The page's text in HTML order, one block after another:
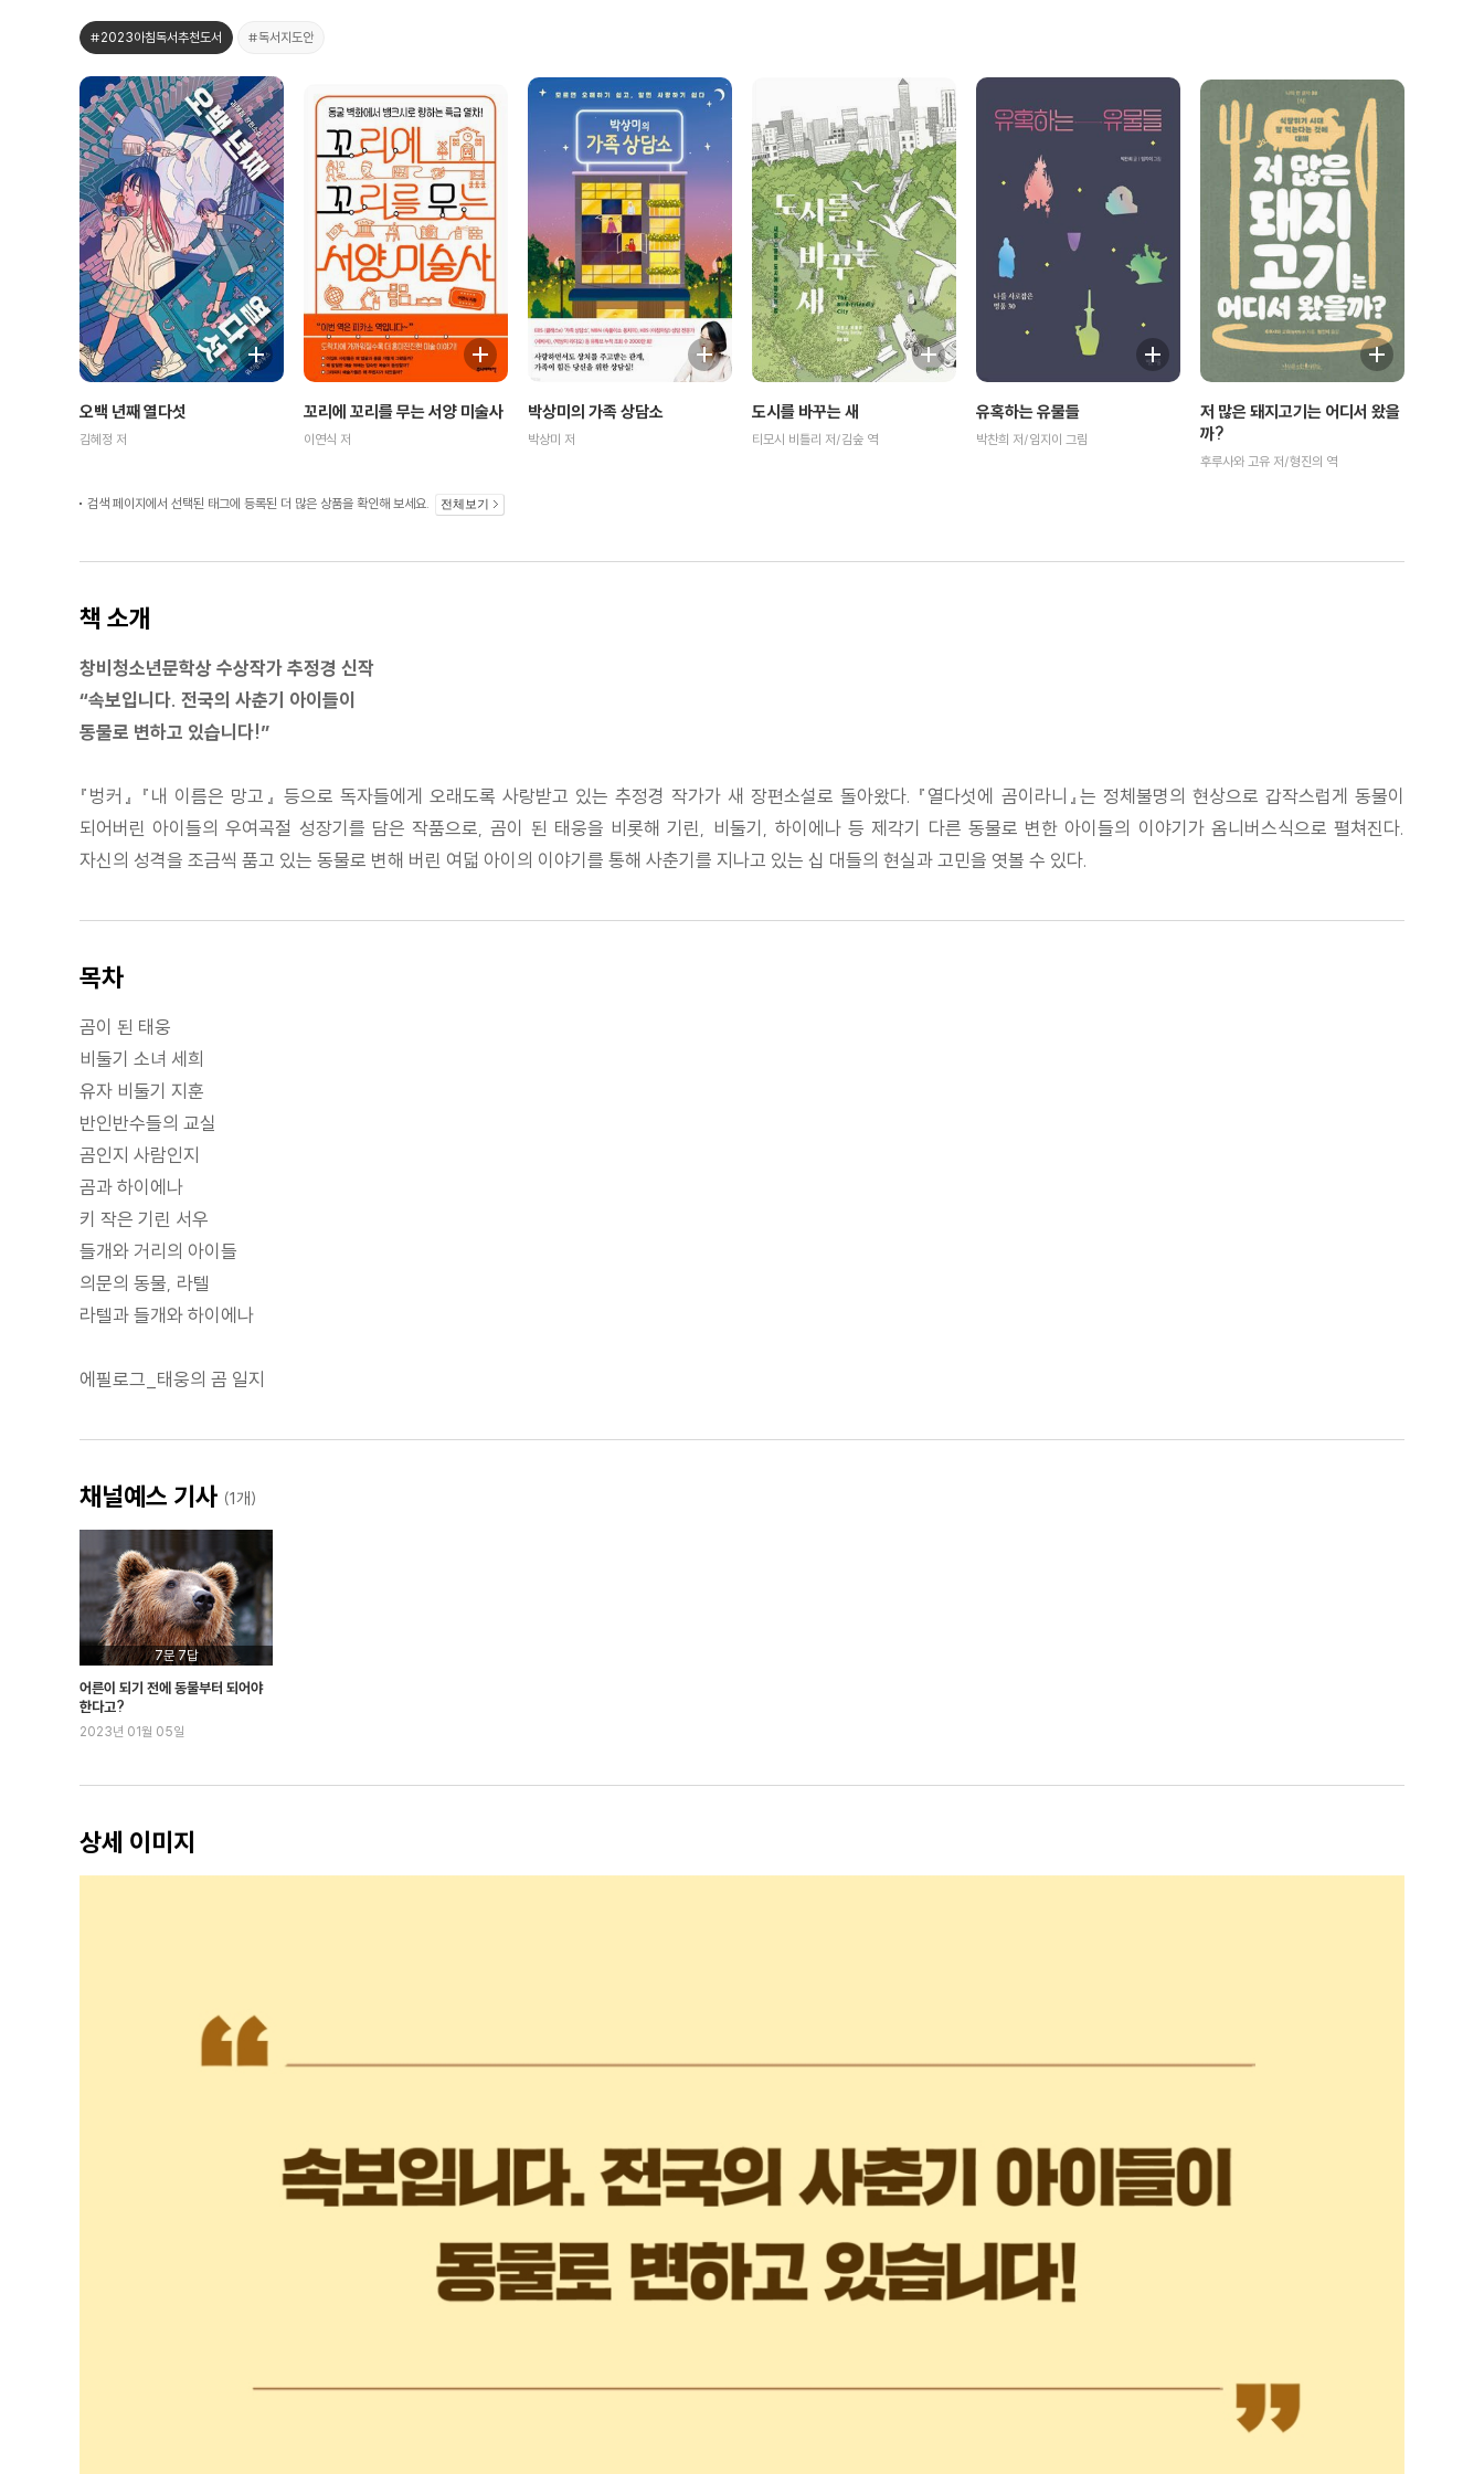
#2023아침독서추천도서 #독서지도안
오백 년째 열다섯
김혜정 저
꼬리에 꼬리를 무는 서양 미술사
이연식 저
박상미의 가족 상담소
박상미 저
도시를 바꾸는 새
티모시 비틀리 저/김숲 역
유혹하는 유물들
박찬희 저/임지이 그림
저 많은 돼지고기는 어디서 왔을
까?
후루사와 고유 저/형진의 역
검색 페이지에서 선택된 태그에 등록된 더 많은 상품을 확인해 보세요. 전체보기
책 소개
창비청소년문학상 수상작가 추정경 신작
“속보입니다. 전국의 사춘기 아이들이
동물로 변하고 있습니다!”
『벙커』 『내 이름은 망고』 등으로 독자들에게 오래도록 사랑받고 있는 추정경 작가가 새 장편소설로 돌아왔다. 『열다섯에 곰이라니』는 정체불명의 현상으로 갑작스럽게 동물이
되어버린 아이들의 우여곡절 성장기를 담은 작품으로, 곰이 된 태웅을 비롯해 기린, 비둘기, 하이에나 등 제각기 다른 동물로 변한 아이들의 이야기가 옴니버스식으로 펼쳐진다.
자신의 성격을 조금씩 품고 있는 동물로 변해 버린 여덟 아이의 이야기를 통해 사춘기를 지나고 있는 십 대들의 현실과 고민을 엿볼 수 있다.
목차
곰이 된 태웅
비둘기 소녀 세희
유자 비둘기 지훈
반인반수들의 교실
곰인지 사람인지
곰과 하이에나
키 작은 기린 서우
들개와 거리의 아이들
의문의 동물, 라텔
라텔과 들개와 하이에나
에필로그_태웅의 곰 일지
채널예스 기사 (1개)
7문 7답
어른이 되기 전에 동물부터 되어야
한다고?
2023년 01월 05일
상세 이미지